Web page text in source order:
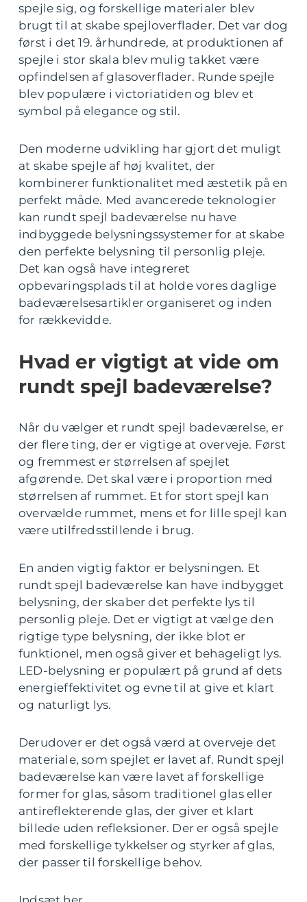
spejle sig, og forskellige materialer blev
brugt til at skabe spejloverflader. Det var dog
først i det 19. århundrede, at produktionen af
spejle i stor skala blev mulig takket være
opfindelsen af glasoverflader. Runde spejle
blev populære i victoriatiden og blev et
symbol på elegance og stil.
Den moderne udvikling har gjort det muligt
at skabe spejle af høj kvalitet, der
kombinerer funktionalitet med æstetik på en
perfekt måde. Med avancerede teknologier
kan rundt spejl badeværelse nu have
indbyggede belysningssystemer for at skabe
den perfekte belysning til personlig pleje.
Det kan også have integreret
opbevaringsplads til at holde vores daglige
badeværelsesartikler organiseret og inden
for rækkevidde.
Hvad er vigtigt at vide om
rundt spejl badeværelse?
Når du vælger et rundt spejl badeværelse, er
der flere ting, der er vigtige at overveje. Først
og fremmest er størrelsen af spejlet
afgørende. Det skal være i proportion med
størrelsen af rummet. Et for stort spejl kan
overvælde rummet, mens et for lille spejl kan
være utilfredsstillende i brug.
En anden vigtig faktor er belysningen. Et
rundt spejl badeværelse kan have indbygget
belysning, der skaber det perfekte lys til
personlig pleje. Det er vigtigt at vælge den
rigtige type belysning, der ikke blot er
funktionel, men også giver et behageligt lys.
LED-belysning er populært på grund af dets
energieffektivitet og evne til at give et klart
og naturligt lys.
Derudover er det også værd at overveje det
materiale, som spejlet er lavet af. Rundt spejl
badeværelse kan være lavet af forskellige
former for glas, såsom traditionel glas eller
antireflekterende glas, der giver et klart
billede uden refleksioner. Der er også spejle
med forskellige tykkelser og styrker af glas,
der passer til forskellige behov.